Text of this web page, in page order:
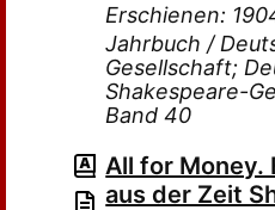
Erschienen:
Jahrbuch /
Gesellschaft;
Shakespeare-
Band 40
All for Money.
aus der Zeit